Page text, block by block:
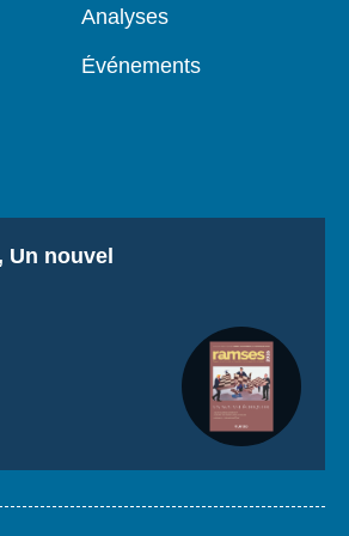
Analyses
Événements
Un nouvel